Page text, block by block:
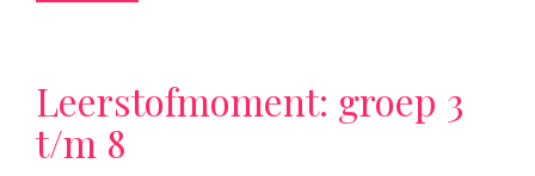
Leerstofmoment: groep 3
t/m 8